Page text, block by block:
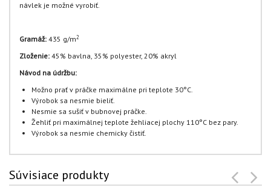
návlek je možné vyrobiť.
Gramáž: 435 g/m2
Zloženie: 45% bavlna, 35% polyester, 20% akryl
Návod na údržbu:
Možno prať v práčke maximálne pri teplote 30°C.
Výrobok sa nesmie bieliť.
Nesmie sa sušiť v bubnovej práčke.
Žehliť pri maximálnej teplote žehliacej plochy 110°C bez pary.
Výrobok sa nesmie chemicky čistiť.
Súvisiace produkty